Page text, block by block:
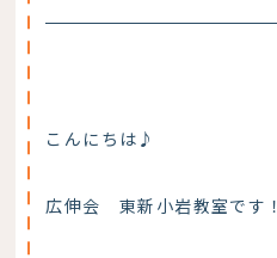
こんにちは♪
広伸会 東新小岩教室です！